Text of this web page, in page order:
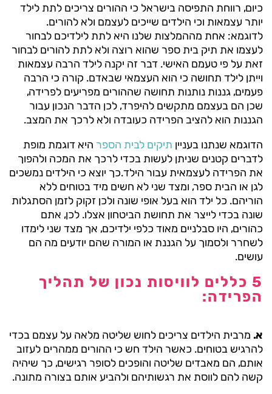
כיום, רווחת התפיסה בישראל כי ההורים צריכים לתת לילד
יותר עצמאות וכי הילדים שייכים לעצמם ולא להורים.
לדוגמא: אחת מההמלצות שלנו היא לתת לילדיכם לבחור
לעצמו את תיק בית ספר שהוא רוצה ולא לתת להורים לבחור
זאת על פי טעמם האישי. דבר זה יקנה לילד הרבה עצמאות
וייתן לילד תחושה כי הוא העצמאי שבאדם. קורה כי הרבה
פעמים, גננות נותנות תחושה שההורים מפריעים לפרידה,
שכן הם בעצמם מתקשים להיפרד, לכן הדבר הנכון עבור
הגננות הוא להציב הפרידה כעובדה ולא לרכך את המצב.
הדוגמא שנתנו בעניין תיקים לבית הספר היא דוגמת מופת
לדברים קטנים שניתן לעשות בכדי לרכך את המכה ולהפוך
את הפרידה לעצמאית עבור הילד.כך יוצא כי הילדים נמשכים
לגן או הבית ספר, ומצד שני לא חשים מיד בטוחים ללא
הוריהם. כל ילד הוא בעל אופי שונה ולכן זקוק לזמן הסתגלות
שונה בכדי לייצר את תחושת הביטחון אצלו. לכן, אתם
כהורים, היו סבלניים מאוד כלפי ילדיכם, אך מצד שני לימדו
לשחרר ולסמוך על הגננת או המורה שהם יודעים מה הם
עושים.
5 כללים לוויסות נכון של תהליך
הפרידה:
א. מרבית הילדים צריכים לחוש שליטה מלאה על עצמם בכדי
להרגיש בטוחים. כאשר הילד חש כי ההורים ממהרים לעזוב
אותם, הם מאבדים שליטה והופכים לסופר רגישים, כך שיהיה
קשה להם לווסת את רגשותיהם ולהביע אותם בצורה מתונה.